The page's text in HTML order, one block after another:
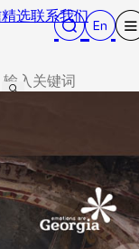
选联系我们